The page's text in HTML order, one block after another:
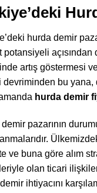
hurda demir
potansiyeli
artış göstermesi
devriminden bu yana,
hurda demir
pazarının
ve buna göre alım
olan ticari
ihtiyacını